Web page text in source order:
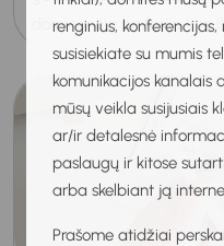
renginius,
susisiekiate su mumis
komunikacijos kanalais
mūsų veikla susijusiais
ar/ir detalesnė
paslaugų ir kitose
arba skelbiant ją
Prašome atidžiai
dominančia profesija ir ją